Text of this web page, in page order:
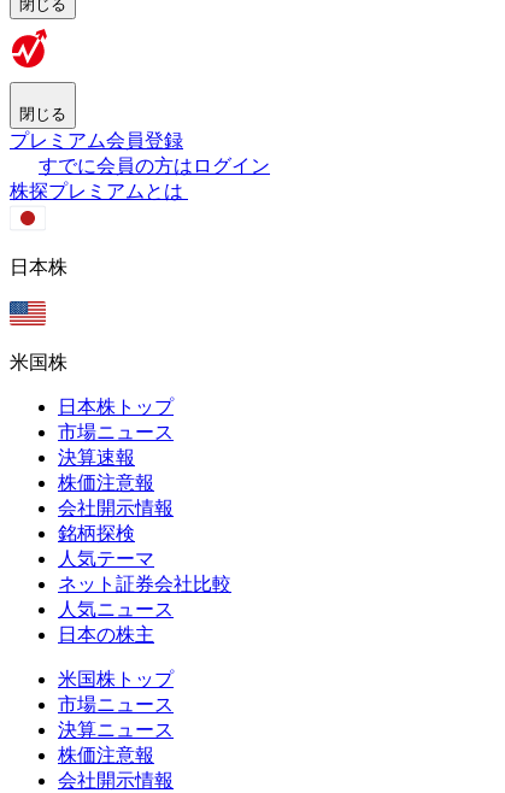
閉じる
閉じる
プレミアム会員登録
すでに会員の方はログイン
株探プレミアムとは
日本株
米国株
日本株トップ
市場ニュース
決算速報
株価注意報
会社開示情報
銘柄探検
人気テーマ
ネット証券会社比較
人気ニュース
日本の株主
米国株トップ
市場ニュース
決算ニュース
株価注意報
会社開示情報